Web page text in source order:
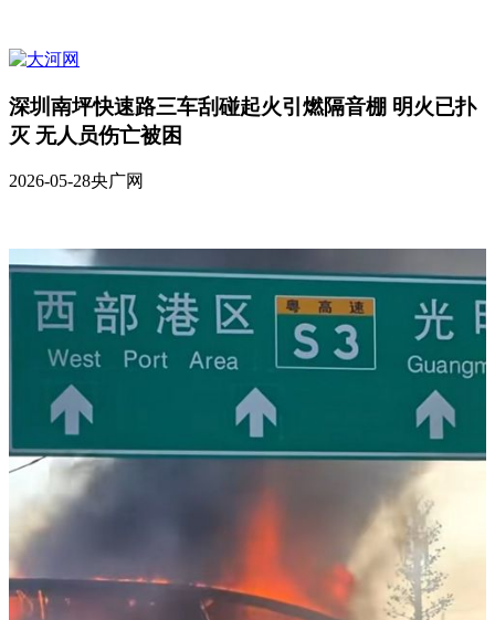
深圳南坪快速路三车刮碰起火引燃隔音棚 明火已扑
灭 无人员伤亡被困
2026-05-28央广网